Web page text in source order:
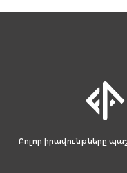
Բոլոր իրավունքները